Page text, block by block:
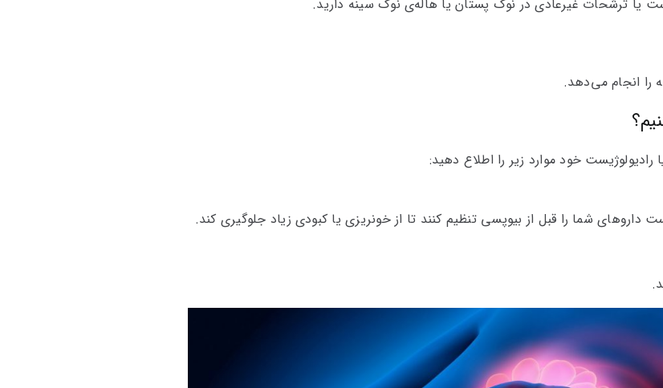
یا ترشحات غیرعادی در نوک پستان یا‌ هاله‌ی نوک سینه دارید.
را انجام می‌دهد.
خود موارد زیر را اطلاع دهید:
داروهای شما را قبل از بیوپسی تنظیم کنند تا از خونریزی یا کبودی زیاد جلوگیری کند.